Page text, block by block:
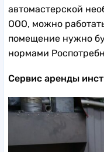
автомастерской
ООО, можно
помещение нужно
нормами
Сервис аренды